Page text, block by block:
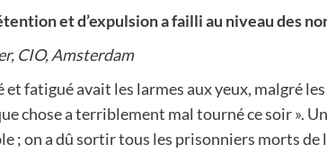
et d’expulsion a failli au niveau des
CIO, Amsterdam
et fatigué avait les larmes aux yeux, malgré
chose a terriblement mal tourné ce soir ».
; on a dû sortir tous les prisonniers morts de